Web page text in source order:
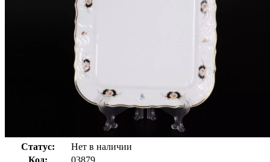
Статус:
Нет в наличии
Код:
03879